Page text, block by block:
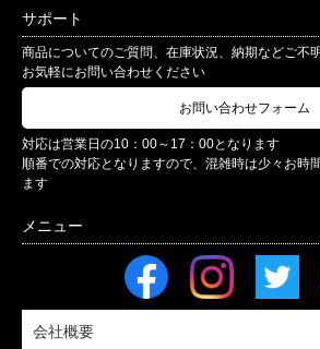
サポート
商品についてのご質問、在庫状況、納期などご不
お気軽にお問い合わせください
お問い合わせフォーム
対応は営業日の10：00～17：00となります
順番での対応となりますので、混雑時は少々お時
ます
会社概要